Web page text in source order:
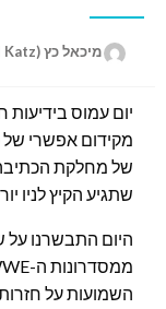
מיכאל כץ (Michal Katz)
יום עמוס
שתגיע הקיץ לניו
היום התבשרנו על
השמועות על חזרות